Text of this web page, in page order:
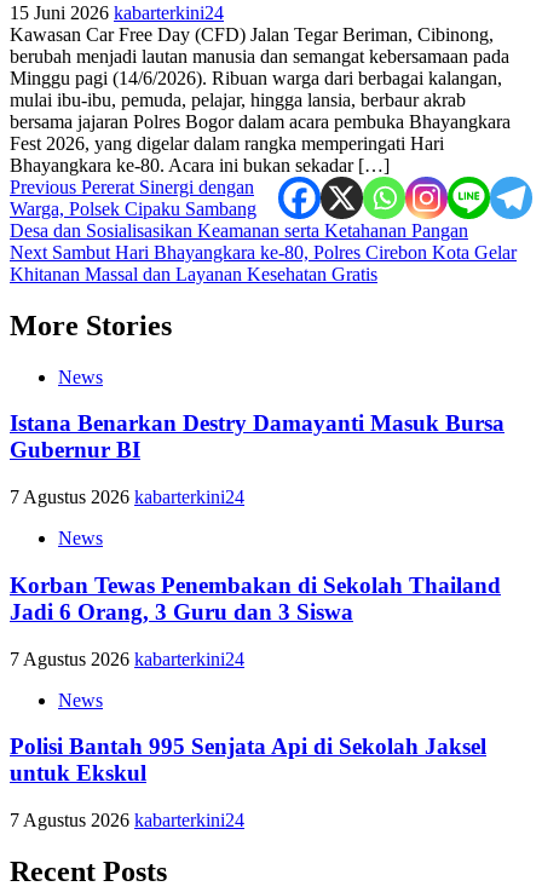
15 Juni 2026 kabarterkini24
Kawasan Car Free Day (CFD) Jalan Tegar Beriman, Cibinong,
berubah menjadi lautan manusia dan semangat kebersamaan pada
Minggu pagi (14/6/2026). Ribuan warga dari berbagai kalangan,
mulai ibu-ibu, pemuda, pelajar, hingga lansia, berbaur akrab
bersama jajaran Polres Bogor dalam acara pembuka Bhayangkara
Fest 2026, yang digelar dalam rangka memperingati Hari
Bhayangkara ke-80. Acara ini bukan sekadar […]
Post
navigation
Previous Pererat Sinergi dengan
Warga, Polsek Cipaku Sambang
Desa dan Sosialisasikan Keamanan serta Ketahanan Pangan
Next Sambut Hari Bhayangkara ke-80, Polres Cirebon Kota Gelar
Khitanan Massal dan Layanan Kesehatan Gratis
More Stories
News
Istana Benarkan Destry Damayanti Masuk Bursa
Gubernur BI
7 Agustus 2026 kabarterkini24
News
Korban Tewas Penembakan di Sekolah Thailand
Jadi 6 Orang, 3 Guru dan 3 Siswa
7 Agustus 2026 kabarterkini24
News
Polisi Bantah 995 Senjata Api di Sekolah Jaksel
untuk Ekskul
7 Agustus 2026 kabarterkini24
Recent Posts